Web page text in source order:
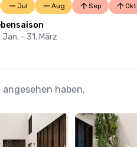
Jul Aug Sep Okt
Jan. - 31. März
haben,